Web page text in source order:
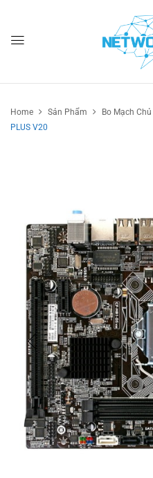
Home Sản Phẩm Bo Mạch Chủ
PLUS V20